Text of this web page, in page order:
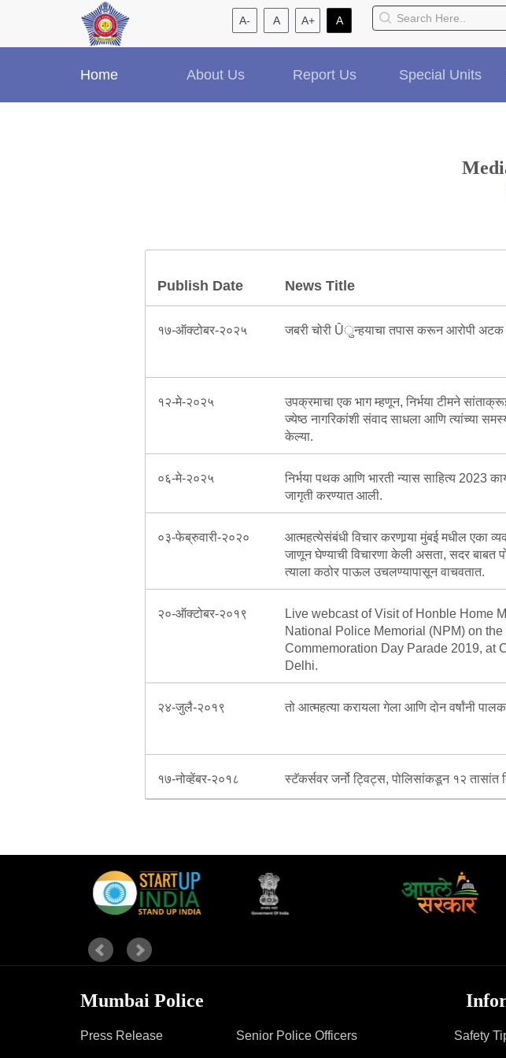
A- A A+ A
Home About Us Report Us Special Units
Publish Date News Title
१७-ऑक्टोबर-२०२५ जबरी चोरी Ûुन्हयाचा तपास करून आरोपी
१२-मे-२०२५
उपक्रमाचा एक भाग म्हणून, निर्भया टीमने
ज्येष्ठ नागरिकांशी संवाद साधला आणि त्यांच्या
केल्या.
०६-मे-२०२५
निर्भया पथक आणि भारती न्यास साहित्य 2023
जागृती करण्यात आली.
०३-फेब्रुवारी-२०२०
आत्महत्येसंबंधी विचार करणार्‍या मुंबई मधील एका
जाणून घेण्याची विचारणा केली असता, सदर बाबत
त्याला कठोर पाऊल उचलण्यापासून वाचवतात.
२०-ऑक्टोबर-२०१९
Live webcast of Visit of Honble Home
National Police Memorial (NPM) on
Commemoration Day Parade 2019, at
Delhi.
२४-जुलै-२०१९ तो आत्महत्या करायला गेला आणि दोन वर्षांनी
१७-नोव्हेंबर-२०१८ स्टॅकर्सवर जर्नो ट्विट्स, पोलिसांकडून १२
Mumbai Police
Press Release Senior Police Officers Safety